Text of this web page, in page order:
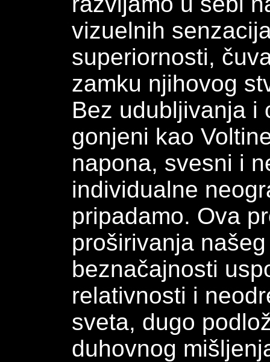
vizuelnih
superiornosti,
zamku njihovog
Bez udubljivanja i
gonjeni kao
napona, svesni i
individualne
pripadamo. Ova
proširivanja
beznačajnosti
relativnosti i
sveta, dugo
duhovnog